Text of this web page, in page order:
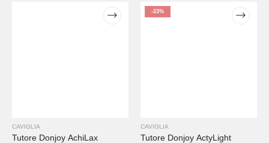
CAVIGLIA
Tutore Donjoy AchiLax
-23%
CAVIGLIA
Tutore Donjoy ActyLight